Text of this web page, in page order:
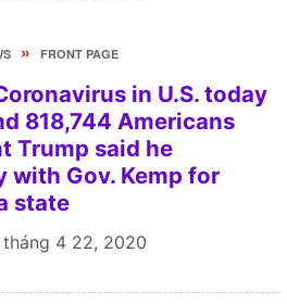
» FRONT PAGE
in U.S. today
818,744 Americans
Trump said he
with Gov. Kemp for
state
tháng 4 22, 2020